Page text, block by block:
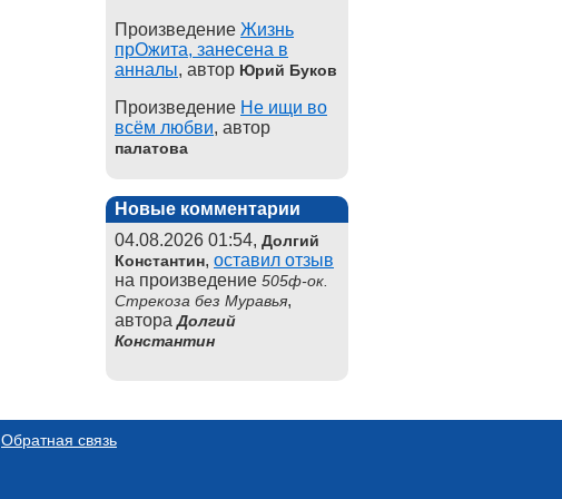
Произведение Жизнь
прОжита, занесена в
анналы, автор Юрий Буков
Произведение Не ищи во
всём любви, автор
палатова
Новые комментарии
04.08.2026 01:54, Долгий
Константин, оставил отзыв
на произведение 505ф-ок.
Стрекоза без Муравья,
автораДолгий
Константин
Обратная связь